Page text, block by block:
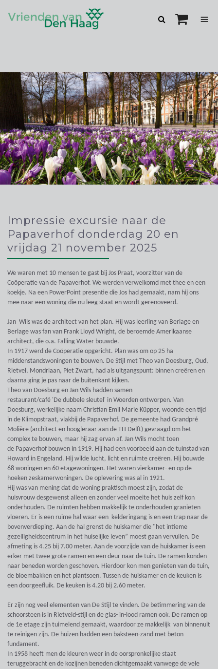
Zoeken
Impressie excursie naar de
Papaverhof donderdag 20 en
vrijdag 21 november 2025
We waren met 10 mensen te gast bij Jos Praat, voorzitter van de
Coöperatie van de Papaverhof. We werden verwelkomd met thee en een
koekje. Na een PowerPoint presentie die Jos had gemaakt, nam hij ons
mee naar een woning die nu leeg staat en wordt gerenoveerd.
Jan Wils was de architect van het plan. Hij was leerling van Berlage en
Berlage was fan van Frank Lloyd Wright, de beroemde Amerikaanse
architect, die o.a. Falling Water bouwde.
In 1917 werd de Coöperatie opgericht. Plan was om op 25 ha
middenstandswoningen te bouwen. De Stijl met Theo van Doesburg, Oud,
Rietvel, Mondriaan, Piet Zwart, had als uitgangspunt: binnen creëren en
daarna ging je pas naar de buitenkant kijken.
Theo van Doesburg en Jan Wils hadden samen
restaurant/café 'De dubbele sleutel' in Woerden ontworpen. Van
Doesburg, werkelijke naam Christian Emil Marie Küpper, woonde een tijd
in de Klimopstraat, vlakbij de Papaverhof. De gemeente had Grandpré
Molière (architect en hoogleraar aan de TH Delft) gevraagd om het
complex te bouwen, maar hij zag ervan af. Jan Wils mocht toen
de Papaverhof bouwen in 1919. Hij had een voorbeeld aan de tuinstad van
Howard in Engeland. Hij wilde lucht, licht en ruimte creëren. Hij bouwde
68 woningen en 60 etagewoningen. Het waren vierkamer- en op de
hoeken zeskamerwoningen. De oplevering was al in 1921.
Hij was van mening dat de woning praktisch moest zijn, zodat de
huisvrouw desgewenst alleen en zonder veel moeite het huis zelf kon
onderhouden. De ruimten hebben makkelijk te onderhouden granieten
vloeren. Er is een ruime hal waar een kelderingang is en een trap naar de
bovenverdieping. Aan de hal grenst de huiskamer die "het intieme
gezelligheidscentrum in het huiselijke leven” moest gaan vervullen. De
afmeting is 4.25 bij 7.00 meter. Aan de voorzijde van de huiskamer is een
erker met twee grote ramen en een deur naar de tuin. De ramen konden
naar beneden worden geschoven. Hierdoor kon men genieten van de tuin,
de bloembakken en het plantsoen. Tussen de huiskamer en de keuken is
een doorgeefluik. De keuken is 4.20 bij 2.60 meter.
Er zijn nog veel elementen van De Stijl te vinden. De betimmering van de
schoorsteen is in Rietveld-stijl en de glas- in-lood ramen ook. De ramen op
de 1e etage zijn tuimelend gemaakt, waardoor ze makkelijk van binnenuit
te reinigen zijn. De huizen hadden een baksteen-zand met beton
fundament.
In 1958 heeft men de kleuren weer in de oorspronkelijke staat
teruggebracht en de kozijnen beneden dichtgemaakt vanwege de vele